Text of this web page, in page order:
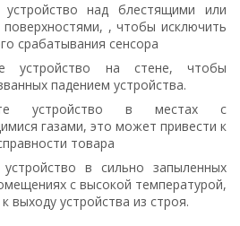
устройство над блестящими или
, чтобы исключить
срабатывания сенсора
устройство на стене, чтобы
падением устройства.
устройство в местах с
газами, это может привести к
товара
в сильно запыленных
с высокой температурой,
выходу устройства из строя.